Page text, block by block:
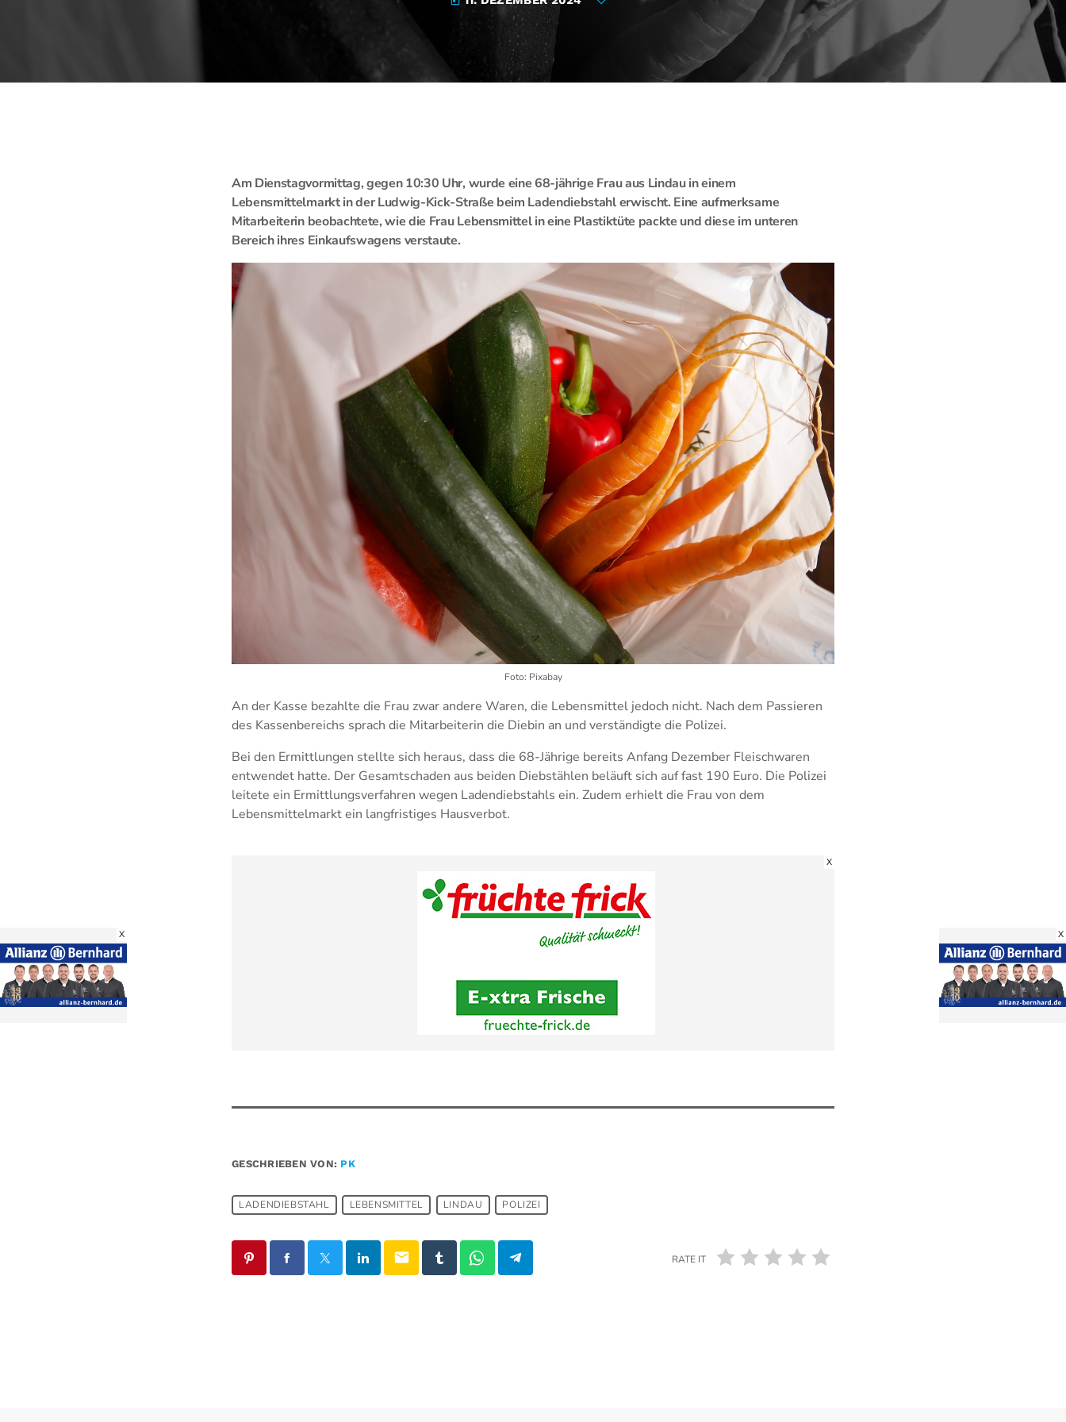
Am Dienstagvormittag, gegen 10:30 Uhr, wurde eine 68-jährige Frau aus Lindau in einem
Lebensmittelmarkt in der Ludwig-Kick-Straße beim Ladendiebstahl erwischt. Eine aufmerksame
Mitarbeiterin beobachtete, wie die Frau Lebensmittel in eine Plastiktüte packte und diese im unteren
Bereich ihres Einkaufswagens verstaute.
Foto: Pixabay
An der Kasse bezahlte die Frau zwar andere Waren, die Lebensmittel jedoch nicht. Nach dem Passieren
des Kassenbereichs sprach die Mitarbeiterin die Diebin an und verständigte die Polizei.
Bei den Ermittlungen stellte sich heraus, dass die 68-Jährige bereits Anfang Dezember Fleischwaren
entwendet hatte. Der Gesamtschaden aus beiden Diebstählen beläuft sich auf fast 190 Euro. Die Polizei
leitete ein Ermittlungsverfahren wegen Ladendiebstahls ein. Zudem erhielt die Frau von dem
Lebensmittelmarkt ein langfristiges Hausverbot.
X
GESCHRIEBEN VON: PK
LADENDIEBSTAHL LEBENSMITTEL LINDAU POLIZEI
email RATE IT
X X